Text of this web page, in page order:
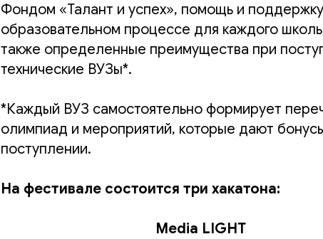
Фондом «Талант и успех», помощь и
образовательном процессе для каждого
также определенные преимущества при
технические ВУЗы*.
*Каждый ВУЗ самостоятельно формирует
олимпиад и мероприятий, которые дают
поступлении.
На фестивале состоится три хакатона:
Media LIGHT